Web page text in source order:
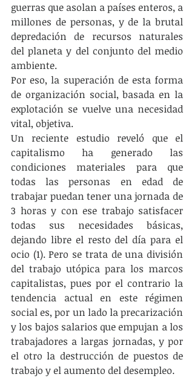
guerras que asolan a países enteros, a
millones de personas, y de la brutal
depredación de recursos naturales
del planeta y del conjunto del medio
ambiente.
Por eso, la superación de esta forma
de organización social, basada en la
explotación se vuelve una necesidad
vital, objetiva.
Un reciente estudio reveló que el
capitalismo ha generado las
condiciones materiales para que
todas las personas en edad de
trabajar puedan tener una jornada de
3 horas y con ese trabajo satisfacer
todas sus necesidades básicas,
dejando libre el resto del día para el
ocio (1). Pero se trata de una división
del trabajo utópica para los marcos
capitalistas, pues por el contrario la
tendencia actual en este régimen
social es, por un lado la precarización
y los bajos salarios que empujan a los
trabajadores a largas jornadas, y por
el otro la destrucción de puestos de
trabajo y el aumento del desempleo.